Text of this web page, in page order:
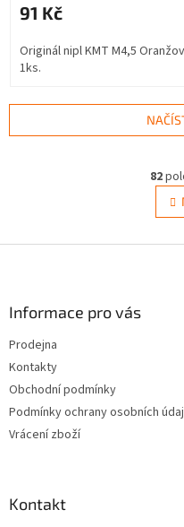
91 Kč
Originál nipl KMT M4,5
1ks.
82
Informace pro vás
Prodejna
Kontakty
Obchodní podmínky
Podmínky ochrany osobních
Vrácení zboží
Kontakt